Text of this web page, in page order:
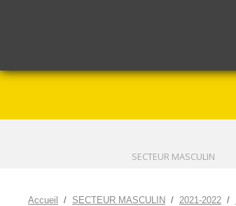
SECTEUR MASCULIN
Accueil SECTEUR MASCULIN 2021-2022